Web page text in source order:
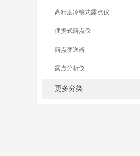
高精度冷镜式露点仪
便携式露点仪
露点变送器
露点分析仪
更多分类